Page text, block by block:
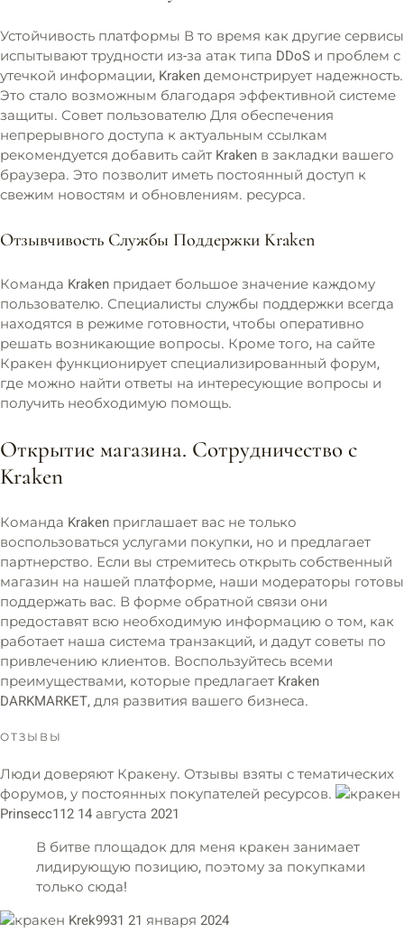
Устойчивость платформы В то время как другие сервисы
испытывают трудности из-за атак типа DDoS и проблем с
утечкой информации, Kraken демонстрирует надежность.
Это стало возможным благодаря эффективной системе
защиты. Совет пользователю Для обеспечения
непрерывного доступа к актуальным ссылкам
рекомендуется добавить сайт Kraken в закладки вашего
браузера. Это позволит иметь постоянный доступ к
свежим новостям и обновлениям. ресурса.
Отзывчивость Службы Поддержки Kraken
Команда Kraken придает большое значение каждому
пользователю. Специалисты службы поддержки всегда
находятся в режиме готовности, чтобы оперативно
решать возникающие вопросы. Кроме того, на сайте
Кракен функционирует специализированный форум,
где можно найти ответы на интересующие вопросы и
получить необходимую помощь.
Открытие магазина. Сотрудничество с
Kraken
Команда Kraken приглашает вас не только
воспользоваться услугами покупки, но и предлагает
партнерство. Если вы стремитесь открыть собственный
магазин на нашей платформе, наши модераторы готовы
поддержать вас. В форме обратной связи они
предоставят всю необходимую информацию о том, как
работает наша система транзакций, и дадут советы по
привлечению клиентов. Воспользуйтесь всеми
преимуществами, которые предлагает Kraken
DARKMARKET, для развития вашего бизнеса.
ОТЗЫВЫ
Люди доверяют Кракену. Отзывы взяты с тематических
форумов, у постоянных покупателей ресурсов.
Prinsecc112 14 августа 2021
В битве площадок для меня кракен занимает
лидирующую позицию, поэтому за покупками
только сюда!
Krek9931 21 января 2024